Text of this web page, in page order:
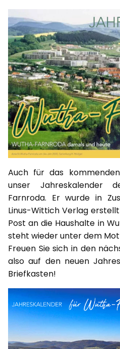
Auch für das
unser Jahreskalender
Farnroda. Er wurde in
Linus-Wittich Verlag
Post an die Haushalte in
steht wieder unter dem
Freuen Sie sich in den
also auf den neuen
Briefkasten!